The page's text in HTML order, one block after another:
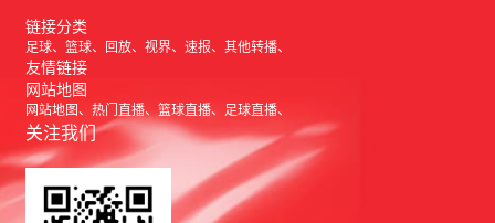
链接分类
足球 篮球 回放 视界 速报 其他转播
友情链接
网站地图
网站地图 热门直播 篮球直播 足球直播
关注我们